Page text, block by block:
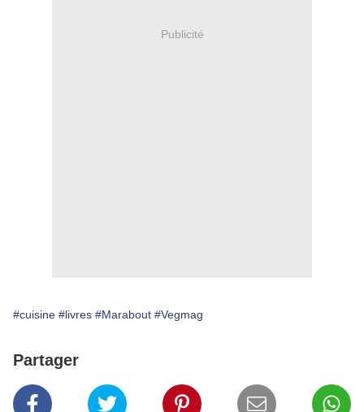
Publicité
#cuisine #livres #Marabout #Vegmag
Partager